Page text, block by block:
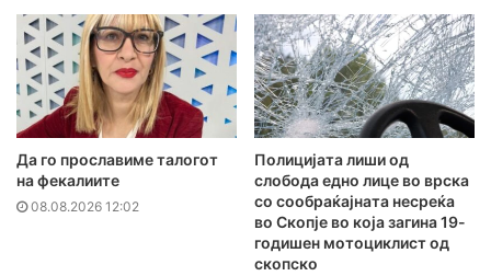
Да го прославиме талогот
на фекалиите
08.08.2026 12:02
Полицијата лиши од
слобода едно лице во врска
со сообраќајната несреќа
во Скопје во која загина 19-
годишен мотоциклист од
скопско